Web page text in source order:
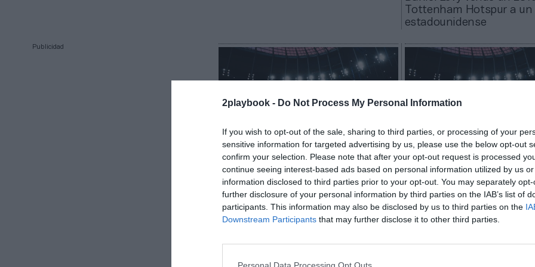
2playbook - Do Not Process My Personal Information
If you wish to opt-out of the sale, sharing to third parties, or processing of your
sensitive information for targeted advertising by us, please use the below opt-out
confirm your selection. Please note that after your opt-out request is processed
continue seeing interest-based ads based on personal information utilized by us
information disclosed to third parties prior to your opt-out. You may separately
further disclosure of your personal information by third parties on the IAB’s list of
participants. This information may also be disclosed by us to third parties on the
Downstream Participants that may further disclose it to other third parties.
Tottenham Hotspur a un
estadounidense
Publicidad
2Playbook
El Tottenham asume pérdidas
récord de 110 millones pese a
elevar un 7% sus ingresos en
2024-2025
2Playbook
El Tottenham Hotspur
una valoración de casi
millones de euros